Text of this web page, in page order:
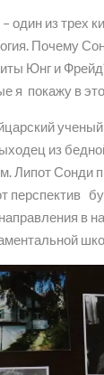
– один из трех
Почему
Юнг и
я покажу в
ученый
из
Липот Сонди
перспектив
в